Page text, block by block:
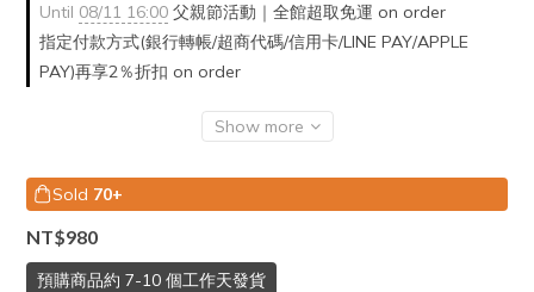
Until 08/11 16:00 父親節活動｜全館超取免運 on order
指定付款方式(銀行轉帳/超商代碼/信用卡/LINE PAY/APPLE
PAY)再享2％折扣 on order
Show more
Sold 70+
NT$980
預購商品約 7-10 個工作天發貨